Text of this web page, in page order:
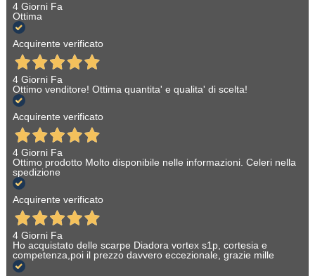
4 Giorni Fa
Ottima
Acquirente verificato
4 Giorni Fa
Ottimo venditore! Ottima quantita' e qualita' di scelta!
Acquirente verificato
4 Giorni Fa
Ottimo prodotto Molto disponibile nelle informazioni. Celeri nella
spedizione
Acquirente verificato
4 Giorni Fa
Ho acquistato delle scarpe Diadora vortex s1p, cortesia e
competenza,poi il prezzo davvero eccezionale, grazie mille